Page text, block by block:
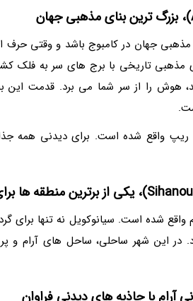
جهان در کامبوج باشد و وقتی حرف
مذهبی تاریخی با برج های سر به
هوش را از سر شما می برد. قدمت این
ریپ واقع شده است. برای دیدنی همه
شده است. سیانوکویل نه تنها برای
در این شهر ساحلی، ساحل های